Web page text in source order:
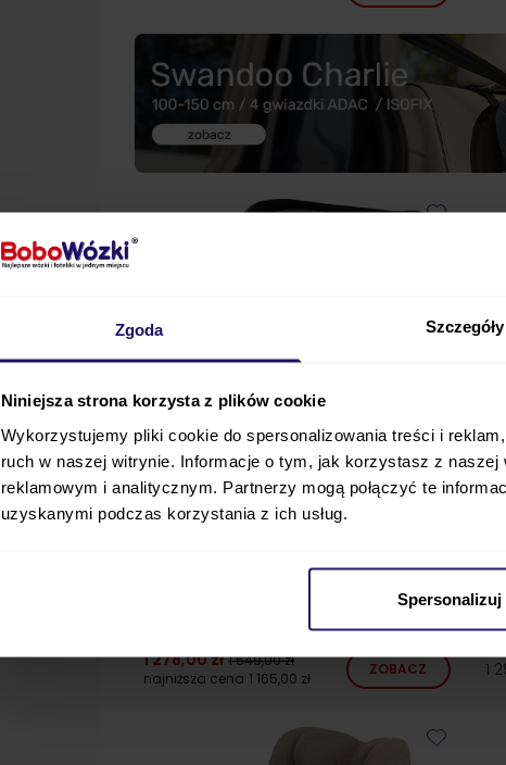
Zgoda Szczegóły
Niniejsza strona korzysta z plików cookie
Wykorzystujemy pliki cookie do spersonalizowania treści i
ruch w naszej witrynie. Informacje o tym, jak korzystasz z naszej
reklamowym i analitycznym. Partnerzy mogą połączyć te
uzyskanymi podczas korzystania z ich usług.
Spersonalizuj
24h!
1 278,00 zł 1 649,00 zł
najniższa cena 1 165,00 zł
ZOBACZ 1